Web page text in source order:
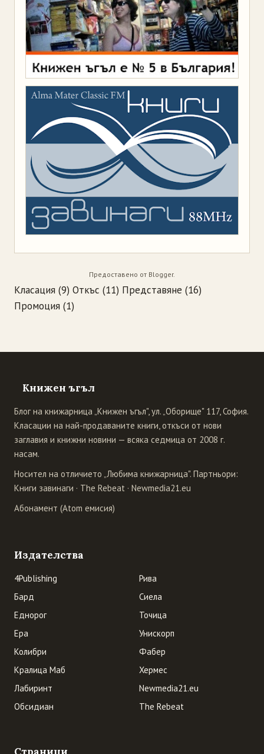
Предоставено от Blogger.
Класация (9) Откъс (11) Представяне (16)
Промоция (1)
Книжен ъгъл
Блог на книжарница „Книжен ъгъл", ул. „Оборище" 117, София.
Класации на най-продаваните книги, откъси от нови
заглавия и книжни новини — всяка седмица от 2008 г.
насам.
Носител на отличието „Любима книжарница". Партньори:
Книги завинаги · The Rebeat · Newmedia21.eu
Абонамент (Atom емисия)
Издателства
4Publishing
Бард
Еднорог
Ера
Колибри
Кралица Маб
Лабиринт
Обсидиан
Рива
Сиела
Точица
Унискорп
Фабер
Хермес
Newmedia21.eu
The Rebeat